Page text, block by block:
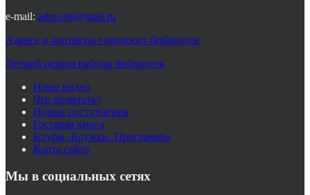
e-mail: adm-cbs@mail.ru
Адреса и контакты городских библиотек
Летний режим работы библиотек
Наше видео
Что почитать?
Новые поступления
Гостевая книга
Клубы. Кружки. Программы
Карта сайта
Мы в социальных сетях